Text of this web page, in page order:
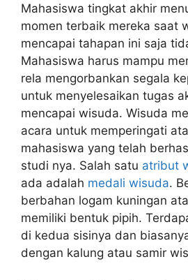
Mahasiswa tingkat akhir
momen terbaik mereka saat
mencapai tahapan ini saja
Mahasiswa harus mampu
rela mengorbankan segala
untuk menyelesaikan tugas
mencapai wisuda. Wisuda
acara untuk memperingati
mahasiswa yang telah
studi nya. Salah satu atribut
ada adalah medali wisuda.
berbahan logam kuningan
memiliki bentuk pipih.
di kedua sisinya dan
dengan kalung atau samir